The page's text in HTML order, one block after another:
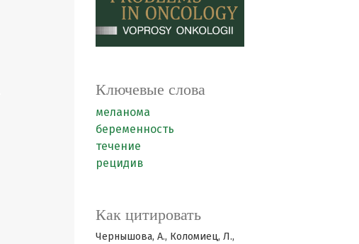
Ключевые слова
меланома
беременность
течение
рецидив
Как цитировать
Чернышова, А., Коломиец, Л.,